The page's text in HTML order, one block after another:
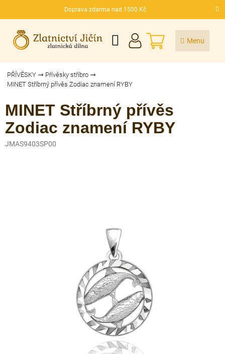
Doprava zdarma nad 1500 Kč
CZK
NÁKUPNÍ
KOŠÍK
PŘÍVĚSKY
Přívěsky stříbro
MINET Stříbrný přívěs Zodiac znamení RYBY
MINET Stříbrný přívěs
Zodiac znamení RYBY
JMAS9403SP00